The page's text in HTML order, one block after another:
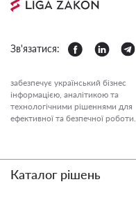
Зв'язатися:
забезпечує український бізнес
інформацією, аналітикою та
технологічними рішеннями для
ефективної та безпечної роботи.
Каталог рішень